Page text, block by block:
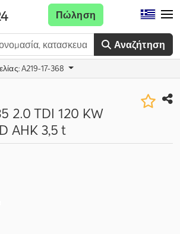
Αναζήτηση
Πώληση
A219-17-368
2.0 TDI 120 KW
AHK 3,5 t